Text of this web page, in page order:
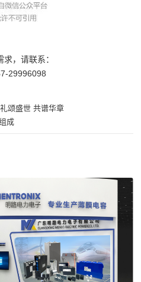
，请联系：
颂盛世 共谱华章
成